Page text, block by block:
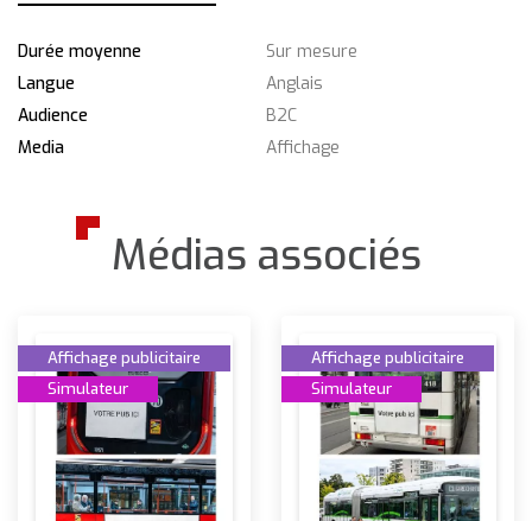
Durée moyenne
Sur mesure
Langue
Anglais
Audience
B2C
Media
Affichage
Médias associés
Affichage publicitaire
Simulateur
Affichage publicitaire
Simulateur